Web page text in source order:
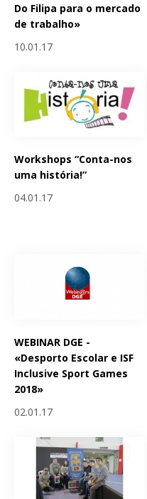
Do Filipa para o mercado
de trabalho»
10.01.17
Workshops “Conta-nos
uma história!”
04.01.17
WEBINAR DGE -
«Desporto Escolar e ISF
Inclusive Sport Games
2018»
02.01.17